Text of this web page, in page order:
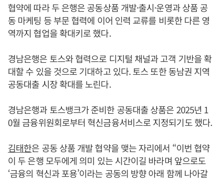
협약에 따라 두 은행은 공동상품 개발·출시·운영과 상품 공
동 마케팅 등 부문 협력에 이어 인력 교류를 비롯한 다른 영
역까지 협업을 확대키로 했다.
경남은행은 토스와 협력으로 디지털 채널과 고객 기반을 확
대할 수 있을 것으로 기대하고 있다. 토스 또한 동남권 지역
공동대출 시장 확대를 노린다.
경남은행과 토스뱅크가 준비한 공동대출 상품은 2025년 1
0월 금융위원회로부터 혁신금융서비스로 지정되기도 했다.
김태한은 공동 상품 개발 협약을 맺는 자리에서 “이번 협약
이 두 은행 모두에게 의미 있는 시간이길 바라며 앞으로도
‘금융의 혁신과 포용’이라는 공동의 방향 아래 함께 나아갈